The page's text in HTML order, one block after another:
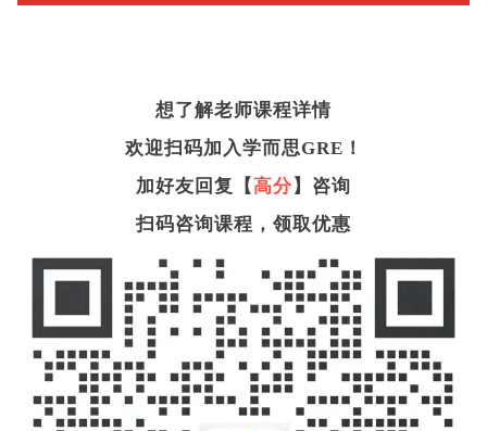
想了解老师课程详情
欢迎扫码加入学而思GRE！
加好友回复【高分 】咨询
扫码咨询课程， 领取优惠